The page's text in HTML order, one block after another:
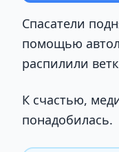
Спасатели
помощью
распилили
К счастью,
понадобилась.